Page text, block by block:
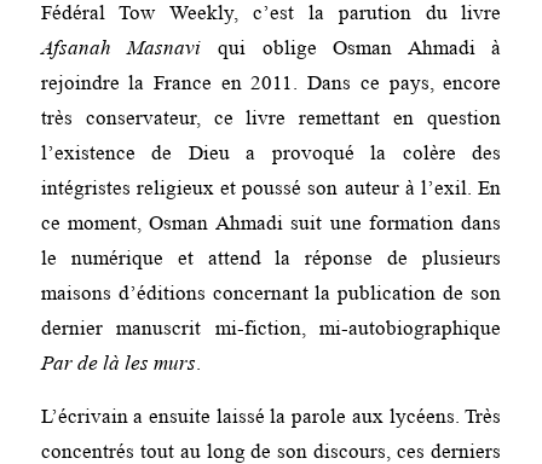
Fédéral Tow Weekly, c’est la parution du livre
Afsanah Masnavi qui oblige Osman Ahmadi à
rejoindre la France en 2011. Dans ce pays, encore
très conservateur, ce livre remettant en question
l’existence de Dieu a provoqué la colère des
intégristes religieux et poussé son auteur à l’exil. En
ce moment, Osman Ahmadi suit une formation dans
le numérique et attend la réponse de plusieurs
maisons d’éditions concernant la publication de son
dernier manuscrit mi-fiction, mi-autobiographique
Par de là les murs.
L’écrivain a ensuite laissé la parole aux lycéens. Très
concentrés tout au long de son discours, ces derniers